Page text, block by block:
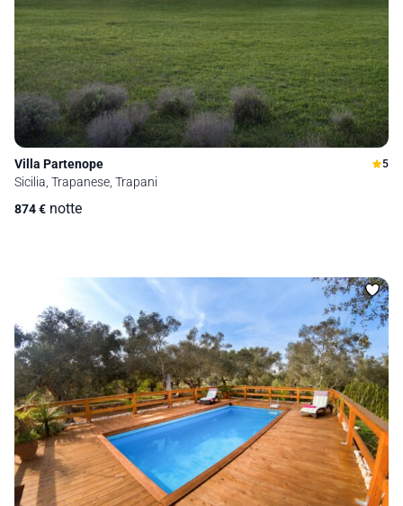
Villa Partenope 5
Sicilia, Trapanese, Trapani
874€ notte